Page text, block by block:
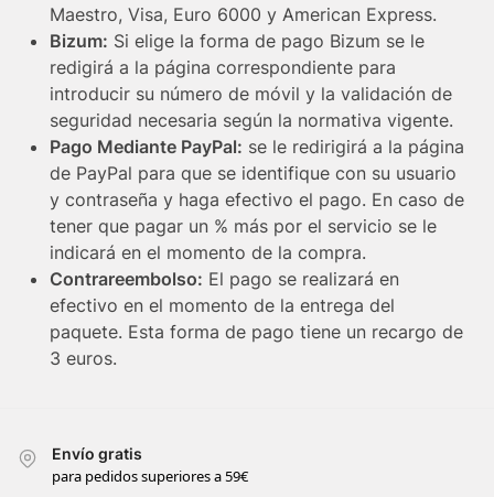
Maestro, Visa, Euro 6000 y American Express.
Bizum: Si elige la forma de pago Bizum se le
redigirá a la página correspondiente para
introducir su número de móvil y la validación de
seguridad necesaria según la normativa vigente.
Pago Mediante PayPal: se le redirigirá a la página
de PayPal para que se identifique con su usuario
y contraseña y haga efectivo el pago. En caso de
tener que pagar un % más por el servicio se le
indicará en el momento de la compra.
Contrareembolso: El pago se realizará en
efectivo en el momento de la entrega del
paquete. Esta forma de pago tiene un recargo de
3 euros.
Envío gratis
para pedidos superiores a 59€